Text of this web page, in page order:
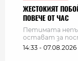
ЖЕСТОКИЯТ
ПОВЕЧЕ ОТ ЧАС
Петимата
остават за
14:33 - 07.08.2026